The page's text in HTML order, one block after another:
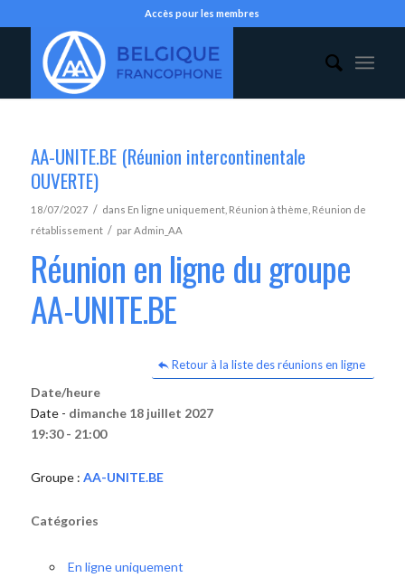
Accès pour les membres
AA-UNITE.BE (Réunion intercontinentale
OUVERTE)
18/07/2027 / dans En ligne uniquement, Réunion à thème Réunion de
rétablissement / parAdmin_AA
Réunion en ligne du groupe
AA-UNITE.BE
Retour à la liste des réunions en ligne
Date/heure
Date - dimanche 18 juillet 2027
19:30 - 21:00
Groupe : AA-UNITE.BE
Catégories
En ligne uniquement